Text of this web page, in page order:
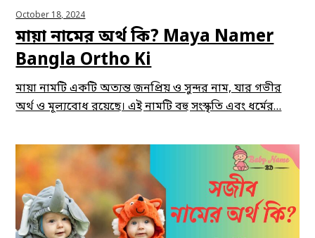
October 18, 2024
মায়া নামের অর্থ কি? Maya Namer
Bangla Ortho Ki
মায়া নামটি একটি অত্যন্ত জনপ্রিয় ও সুন্দর নাম, যার গভীর
অর্থ ও মূল্যবোধ রয়েছে। এই নামটি বহু সংস্কৃতি এবং ধর্মের…